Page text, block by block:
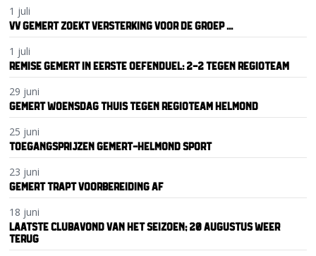
1 juli
VV GEMERT ZOEKT VERSTERKING VOOR DE GROEP ...
1 juli
REMISE GEMERT IN EERSTE OEFENDUEL: 2-2 TEGEN REGIOTEAM
29 juni
GEMERT WOENSDAG THUIS TEGEN REGIOTEAM HELMOND
25 juni
TOEGANGSPRIJZEN GEMERT-HELMOND SPORT
23 juni
GEMERT TRAPT VOORBEREIDING AF
18 juni
LAATSTE CLUBAVOND VAN HET SEIZOEN; 20 AUGUSTUS WEER
TERUG